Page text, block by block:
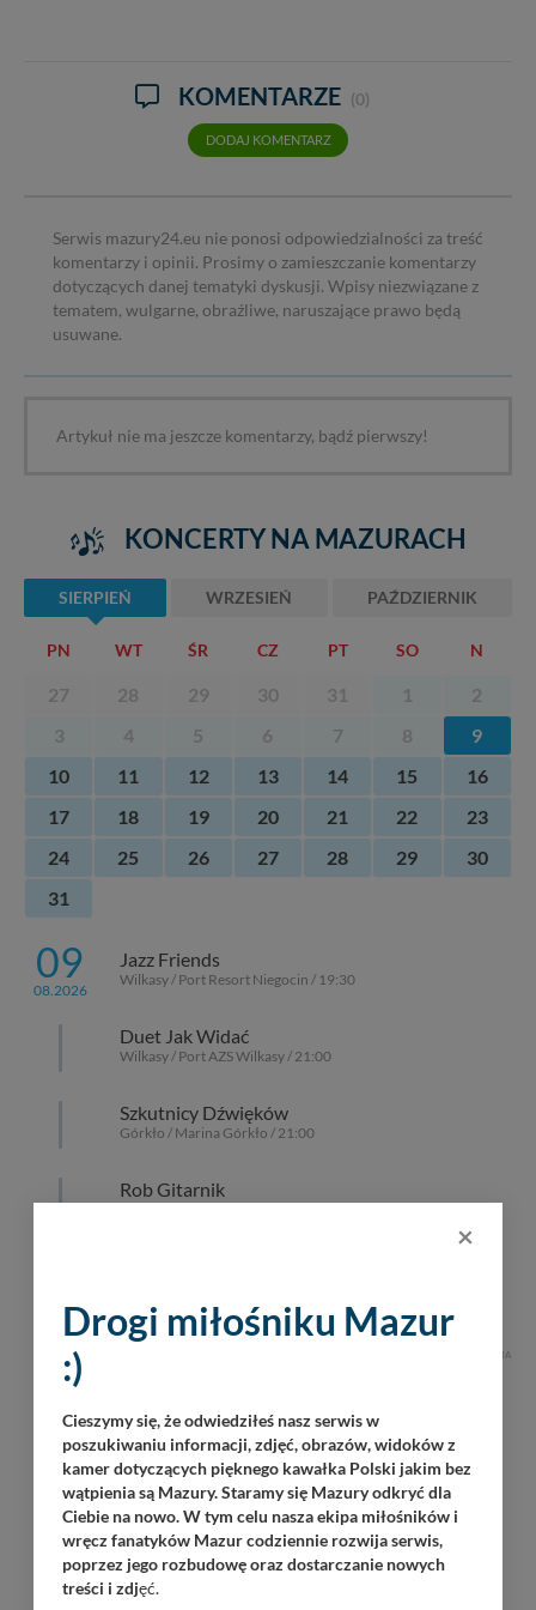
KOMENTARZE (0)
DODAJ KOMENTARZ
Serwis mazury24.eu nie ponosi odpowiedzialności za treść
komentarzy i opinii. Prosimy o zamieszczanie komentarzy
dotyczących danej tematyki dyskusji. Wpisy niezwiązane z
tematem, wulgarne, obraźliwe, naruszające prawo będą
usuwane.
Artykuł nie ma jeszcze komentarzy, bądź pierwszy!
KONCERTY NA MAZURACH
SIERPIEŃ WRZESIEŃ PAŹDZIERNIK
PN WT ŚR CZ PT SO N
27 28 29 30 31 1
2
3
4 5 6 7 8
9
10
11 12 13 14 15
16
17
18 19 20 21 22
23
24
25 26 27 28 29
30
31
09
08.2026
Jazz Friends
Wilkasy / Port Resort Niegocin / 19:30
Duet Jak Widać
Wilkasy / Port AZS Wilkasy / 21:00
Szkutnicy Dźwięków
Górkło / Marina Górkło / 21:00
Rob Gitarnik
Giżycko / 18:30
Giżycko / Twierdza Boyen / 10:00
REKLAMA
×
Drogi miłośniku Mazur
:)
Cieszymy się, że odwiedziłeś nasz serwis w
poszukiwaniu informacji, zdjęć, obrazów, widoków z
kamer dotyczących pięknego kawałka Polski jakim bez
wątpienia są Mazury. Staramy się Mazury odkryć dla
Ciebie na nowo. W tym celu nasza ekipa miłośników i
wręcz fanatyków Mazur codziennie rozwija serwis,
poprzez jego rozbudowę oraz dostarczanie nowych
treści i zdjęć.